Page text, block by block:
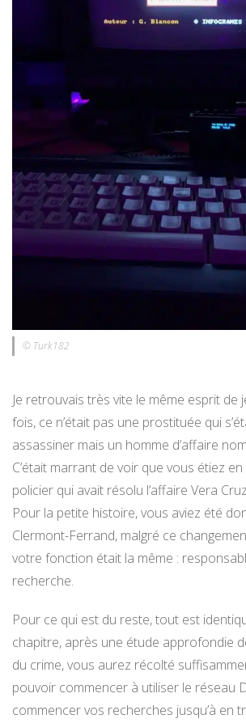
© Turk182
Je retrouvais très vite le même esprit de
fois, ce n’était pas une prostituée qui
assassiner mais un homme d’affaire
C’était marrant de voir que vous étiez
policier qui avait résolu l’affaire Vera
Pour la petite histoire, vous aviez été
Clermont-Ferrand, malgré ce
votre fonction était la même :
recherche.
Pour ce qui est du reste, tout est
chapitre, après une étude approfondie
du crime, vous aurez récolté
pouvoir commencer à utiliser le réseau
commencer vos recherches jusqu’à en